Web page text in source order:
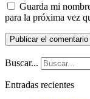
Guarda mi
para la próxima vez
Buscar...
Entradas recientes